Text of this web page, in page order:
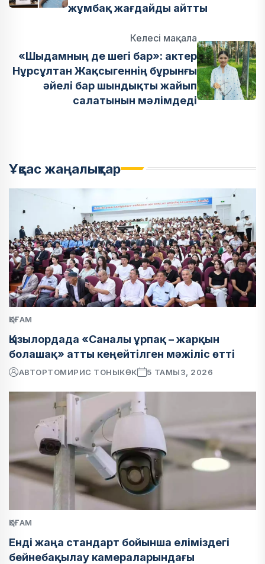
жұмбақ жағдайды айтты
Келесі мақала
«Шыдамның де шегі бар»: актер
Нұрсұлтан Жақсыгеннің бұрынғы
әйелі бар шындықты жайып
салатынын мәлімдеді
Ұқсас жаңалықтар
ҚОҒАМ
Қызылордада «Саналы ұрпақ – жарқын
болашақ» атты кеңейтілген мәжіліс өтті
АВТОРТОМИРИС ТОНЫКӨК 5 ТАМЫЗ, 2026
ҚОҒАМ
Енді жаңа стандарт бойынша еліміздегі
бейнебақылау камераларындағы